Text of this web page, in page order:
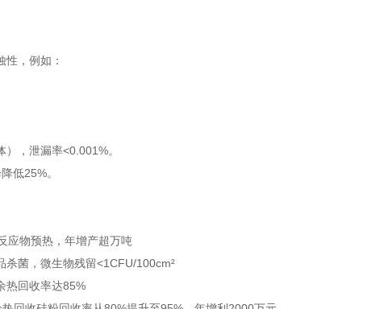
，例如：
，泄漏率<0.001%。
低25%。
应物预热，年增产超万吨
杀菌，微生物残留<1CFU/100cm²
热回收率达85%